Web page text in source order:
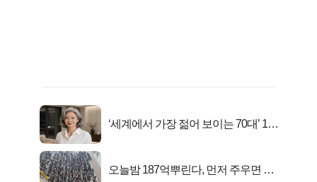
‘세계에서 가장 젊어 보이는 70대’ 1위
오늘밤 187억뿌린다, 먼저 주우면 최